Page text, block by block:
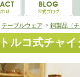
テーブルウェア > 銅製品（
トルコ式チャ